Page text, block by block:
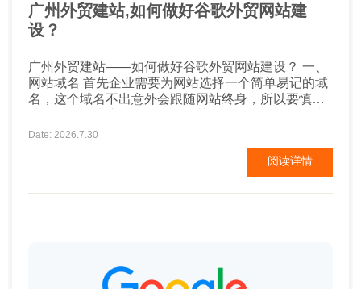
广州外贸建站,如何做好谷歌外贸网站建
设？
广州外贸建站——如何做好谷歌外贸网站建设？ 一、
网站域名 首先企业需要为网站选择一个简单易记的域
名，这个域名不出意外会跟随网站终身，所以要慎重
用户一眼了解企业是做什么的，并且对后期的谷歌
SEO排名也有帮助。比较注重企业品牌营销的企业建
议以品牌名为域名。域名中不要添加特殊符号，不要
使用汉语拼音或汉字。 二、网站内容及设计 ...
Date: 2026.7.30
阅读详情